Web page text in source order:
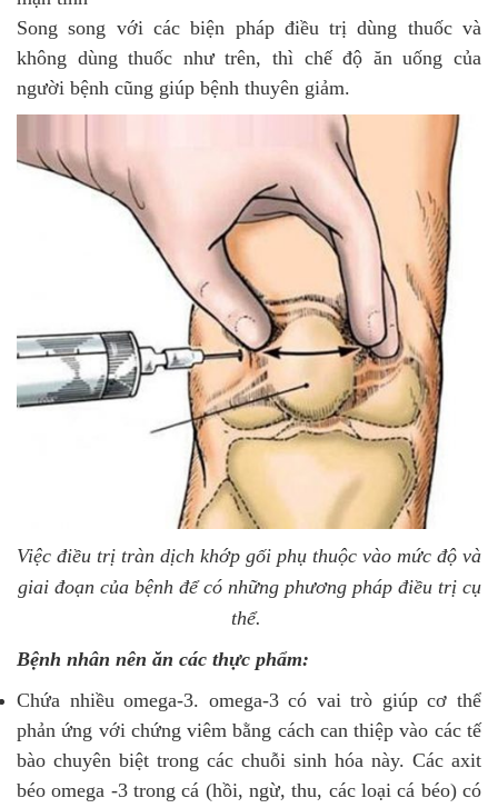
Song song với các biện pháp điều trị dùng thuốc và
không dùng thuốc như trên, thì chế độ ăn uống của
người bệnh cũng giúp bệnh thuyên giảm.
Việc điều trị tràn dịch khớp gối phụ thuộc vào mức độ và
giai đoạn của bệnh để có những phương pháp điều trị cụ
thể.
Bệnh nhân nên ăn các thực phẩm:
Chứa nhiều omega-3. omega-3 có vai trò giúp cơ thể
phản ứng với chứng viêm bằng cách can thiệp vào các tế
bào chuyên biệt trong các chuỗi sinh hóa này. Các axit
béo omega -3 trong cá (hồi, ngừ, thu, các loại cá béo) có